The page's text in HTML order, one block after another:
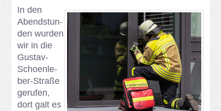
In den
Abend­stun­
den wur­den
wir in die
Gus­tav-
Scho­en­le­
ber-Stra­ße
ge­ru­fen,
dort galt es